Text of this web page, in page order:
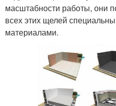
масштабности работы, они
всех этих щелей
материалами.